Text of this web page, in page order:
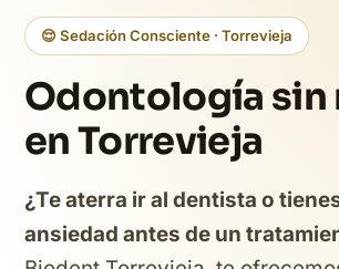
😌 Sedación Consciente · Torrevieja
Odontología sin
en Torrevieja
¿Te aterra ir al dentista o
ansiedad antes de un